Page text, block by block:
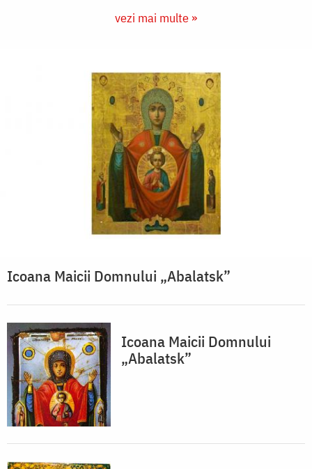
vezi mai multe »
Icoana Maicii Domnului „Abalatsk”
Icoana Maicii Domnului
„Abalatsk”